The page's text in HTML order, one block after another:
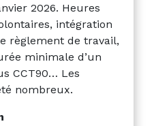
2026. Heures
intégration
règlement de travail,
minimale d’un
CCT90… Les
nombreux.